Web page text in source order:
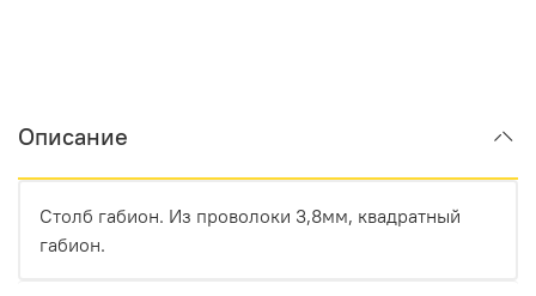
Описание
Столб габион. Из проволоки 3,8мм, квадратный
габион.